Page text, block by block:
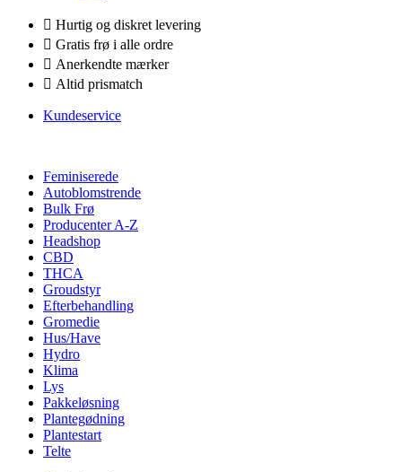
Hurtig og diskret levering
Gratis frø i alle ordre
Anerkendte mærker
Altid prismatch
Kundeservice
Feminiserede
Autoblomstrende
Bulk Frø
Producenter A-Z
Headshop
CBD
THCA
Groudstyr
Efterbehandling
Gromedie
Hus/Have
Hydro
Klima
Lys
Pakkeløsning
Plantegødning
Plantestart
Telte